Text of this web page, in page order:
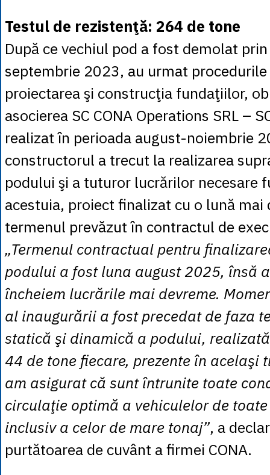
Testul de rezistenţă: 264 de tone
După ce vechiul pod a fost demolat
septembrie 2023, au urmat
proiectarea şi construcţia fundaţiilor,
asocierea SC CONA Operations SRL –
realizat în perioada august-noiembrie
constructorul a trecut la realizarea
podului şi a tuturor lucrărilor necesare
acestuia, proiect finalizat cu o lună mai
termenul prevăzut în contractul de
„Termenul contractual pentru
podului a fost luna august 2025, însă
încheiem lucrările mai devreme.
al inaugurării a fost precedat de faza
statică şi dinamică a podului,
44 de tone fiecare, prezente în acelaşi
am asigurat că sunt întrunite toate
circulaţie optimă a vehiculelor de
inclusiv a celor de mare tonaj”, a
purtătoarea de cuvânt a firmei CONA.